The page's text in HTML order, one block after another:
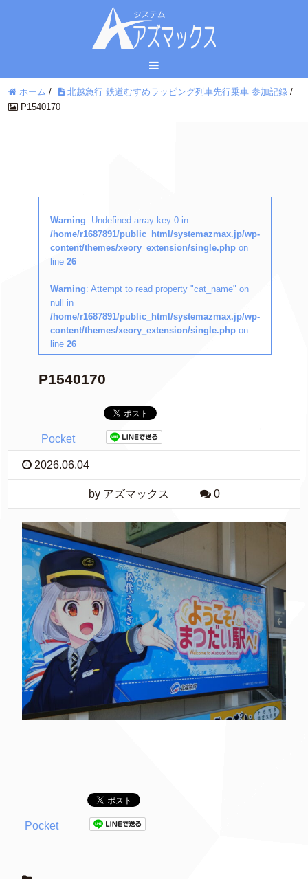
ホーム / 北越急行 鉄道むすめラッピング列車先行乗車 参加記録 /
P1540170
Warning: Undefined array key 0 in
/home/r1687891/public_html/systemazmax.jp/wp-
content/themes/xeory_extension/single.php on
line 26
Warning: Attempt to read property "cat_name" on
null in
/home/r1687891/public_html/systemazmax.jp/wp-
content/themes/xeory_extension/single.php on
line 26
P1540170
Pocket
2026.06.04
by アズマックス 0
Pocket